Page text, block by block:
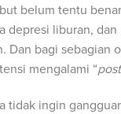
belum tentu
depresi liburan,
Dan bagi sebagian
mengalami “
tidak ingin